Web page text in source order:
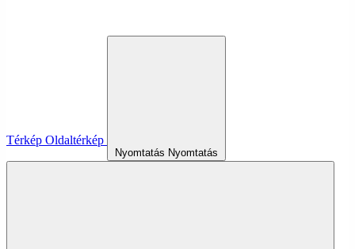
Térkép Oldaltérkép
Nyomtatás Nyomtatás